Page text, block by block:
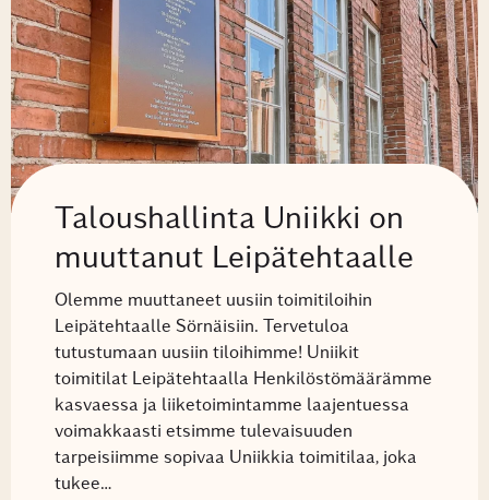
Taloushallinta Uniikki on
muuttanut Leipätehtaalle
Olemme muuttaneet uusiin toimitiloihin
Leipätehtaalle Sörnäisiin. Tervetuloa
tutustumaan uusiin tiloihimme! Uniikit
toimitilat Leipätehtaalla Henkilöstömäärämme
kasvaessa ja liiketoimintamme laajentuessa
voimakkaasti etsimme tulevaisuuden
tarpeisiimme sopivaa Uniikkia toimitilaa, joka
tukee…